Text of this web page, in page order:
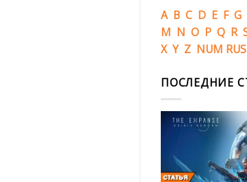
A B C D E F G
M N O P Q R
X Y Z NUM RUS
ПОСЛЕДНИЕ